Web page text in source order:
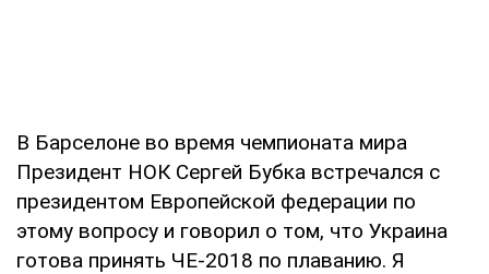
В Барселоне во время чемпионата мира
Президент НОК Сергей Бубка встречался с
президентом Европейской федерации по
этому вопросу и говорил о том, что Украина
готова принять ЧЕ-2018 по плаванию. Я